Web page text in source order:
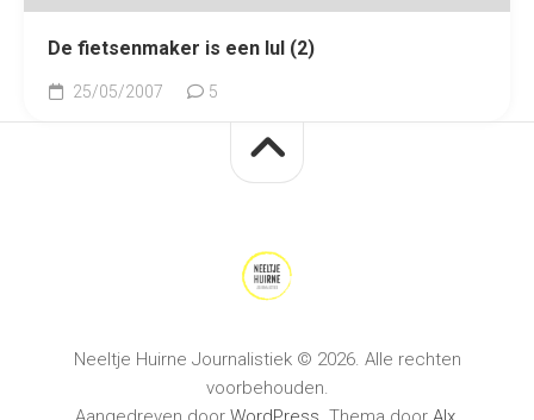
De fietsenmaker is een lul (2)
25/05/2007 5
Neeltje Huirne Journalistiek © 2026. Alle rechten
voorbehouden.